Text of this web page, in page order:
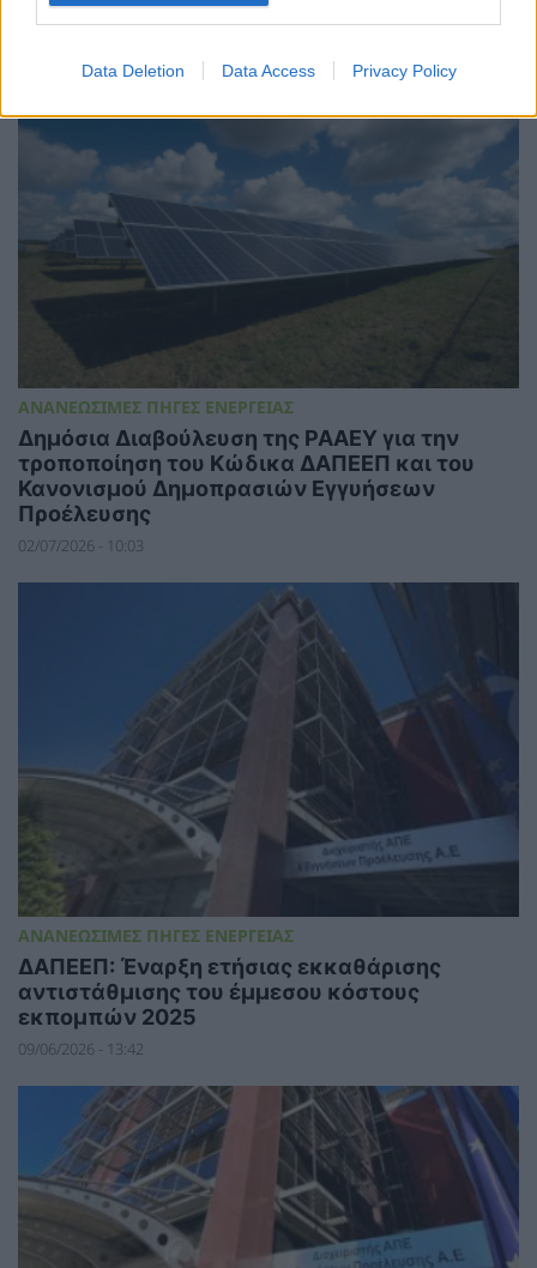
Data Deletion Data Access Privacy Policy
ΑΝΑΝΕΩΣΙΜΕΣ ΠΗΓΕΣ ΕΝΕΡΓΕΙΑΣ
Δημόσια Διαβούλευση της ΡΑΑΕΥ για την
τροποποίηση του Κώδικα ΔΑΠΕΕΠ και του
Κανονισμού Δημοπρασιών Εγγυήσεων
Προέλευσης
02/07/2026 - 10:03
ΑΝΑΝΕΩΣΙΜΕΣ ΠΗΓΕΣ ΕΝΕΡΓΕΙΑΣ
ΔΑΠΕΕΠ: Έναρξη ετήσιας εκκαθάρισης
αντιστάθμισης του έμμεσου κόστους
εκπομπών 2025
09/06/2026 - 13:42